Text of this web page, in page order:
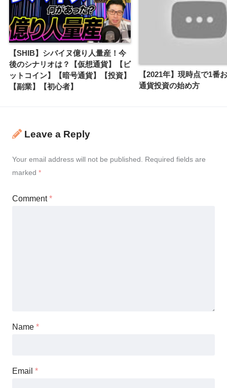
【SHIB】シバイヌ億り人量産！今
後のシナリオは？【仮想通貨】【ビ
ットコイン】【暗号通貨】【投資】
【副業】【初心者】
【2021年】現時点で1番
通貨投資の始め方
Leave a Reply
Your email address will not be published. Required fields are
marked *
Comment*
Name *
Email *